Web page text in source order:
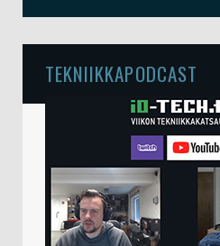
TEKNIIKKAPODCAST